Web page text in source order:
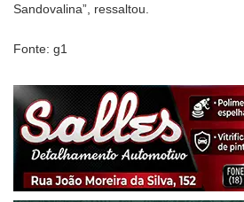
Sandovalina”, ressaltou.
Fonte: g1